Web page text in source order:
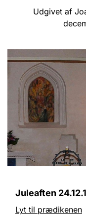
Udgivet af
Juleaften
Lyt til prædikenen